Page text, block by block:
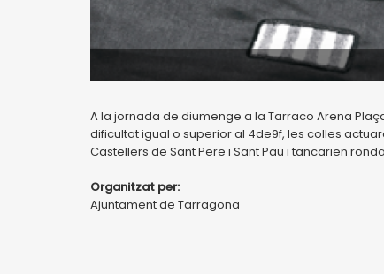
A la jornada de diumenge a la Tarraco Arena
dificultat igual o superior al 4de9f, les colles
Castellers de Sant Pere i Sant Pau i tancarien
Organitzat per:
Ajuntament de Tarragona